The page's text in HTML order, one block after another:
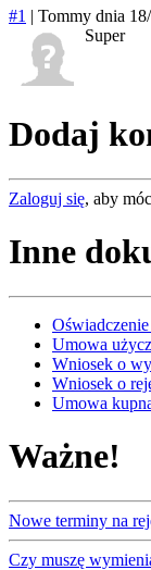
#1 | Tommy dnia
Super
Dodaj
Zaloguj się, aby
Inne
Umowa
Wniosek o
Wniosek o
Umowa
Ważne!
Nowe terminy na
Czy muszę